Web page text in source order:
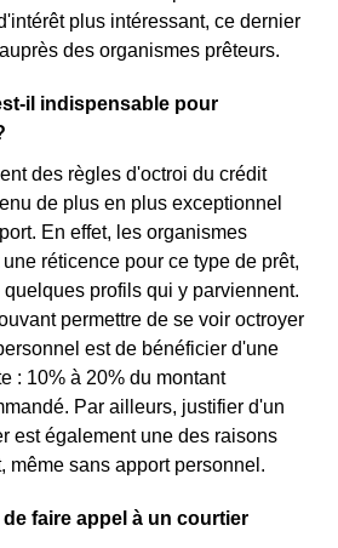
plus intéressant, ce dernier
des organismes prêteurs.
il indispensable pour
des règles d'octroi du crédit
de plus en plus exceptionnel
En effet, les organismes
réticence pour ce type de prêt,
profils qui y parviennent.
permettre de se voir octroyer
est de bénéficier d'une
: 10% à 20% du montant
Par ailleurs, justifier d'un
est également une des raisons
même sans apport personnel.
faire appel à un courtier